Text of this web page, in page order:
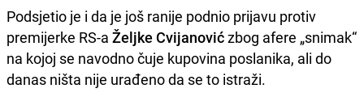
Podsjetio je i da je još ranije podnio prijavu protiv
premijerke RS-a Željke Cvijanovićzbog afere „snimak“
na kojoj se navodno čuje kupovina poslanika, ali do
danas ništa nije urađeno da se to istraži.